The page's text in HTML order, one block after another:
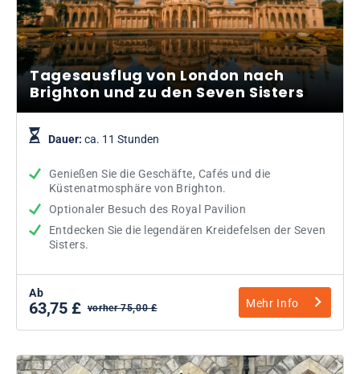
Tagesausflug von London nach
Brighton und zu den Seven Sisters
Dauer: ca. 11 Stunden
Genießen Sie die Geschäfte, Cafés und die
Küstenatmosphäre von Brighton.
Optionaler Besuch des Royal Pavilion
Entdecken Sie die legendären Kreidefelsen der Seven
Sisters.
Ab
63,75 £ vorher 75,00 £ Mehr Info